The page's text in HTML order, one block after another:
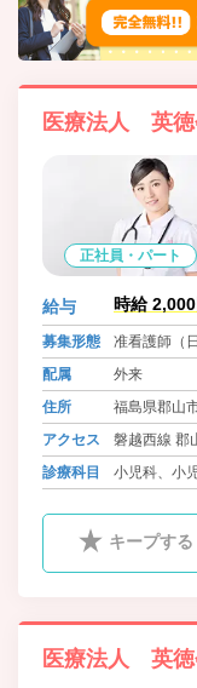
医療法人 英徳
正社員・パート
給与 時給
募集形態
准看護師（
配属
外来
住所
福島県郡山
アクセス
磐越西線 郡
診療科目
小児科、小
キープする
医療法人 英徳